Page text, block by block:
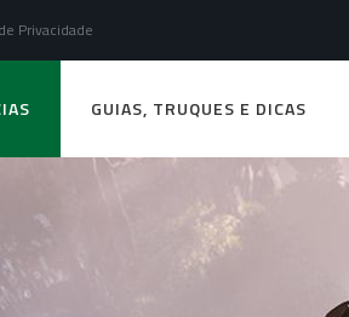
Privacidade
GUIAS, TRUQUES E DICAS